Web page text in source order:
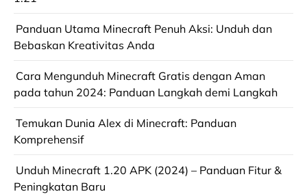
Panduan Utama Minecraft Penuh Aksi: Unduh dan
Bebaskan Kreativitas Anda
Cara Mengunduh Minecraft Gratis dengan Aman
pada tahun 2024: Panduan Langkah demi Langkah
Temukan Dunia Alex di Minecraft: Panduan
Komprehensif
Unduh Minecraft 1.20 APK (2024) – Panduan Fitur &
Peningkatan Baru